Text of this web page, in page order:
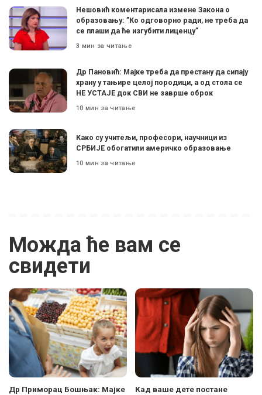
Нешовић коментарисала измене Закона о
образовању: ”Ко одговорно ради, не треба да
се плаши да ће изгубити лиценцу”
3 мин за читање
Др Пановић: Мајке треба да престану да сипају
храну у тањире целој породици, а од стола се
НЕ УСТАЈЕ док СВИ не заврше оброк
10 мин за читање
Како су учитељи, професори, научници из
СРБИЈЕ обогатили америчко образовање
10 мин за читање
Можда ће вам се
свидети
Др Приморац Бошњак: Мајке
Кад ваше дете постане